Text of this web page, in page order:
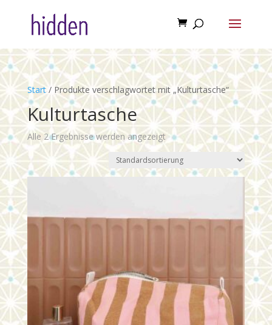
Start/ Produkte verschlagwortet mit „Kulturtasche“
Kulturtasche
Alle 2 Ergebnisse werden angezeigt